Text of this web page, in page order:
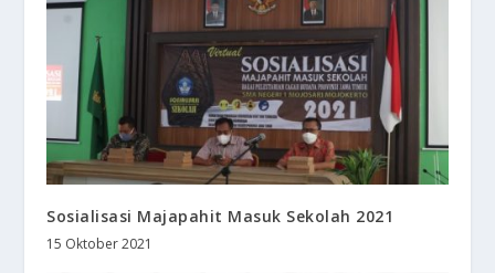
Sosialisasi Majapahit Masuk Sekolah 2021
15 Oktober 2021